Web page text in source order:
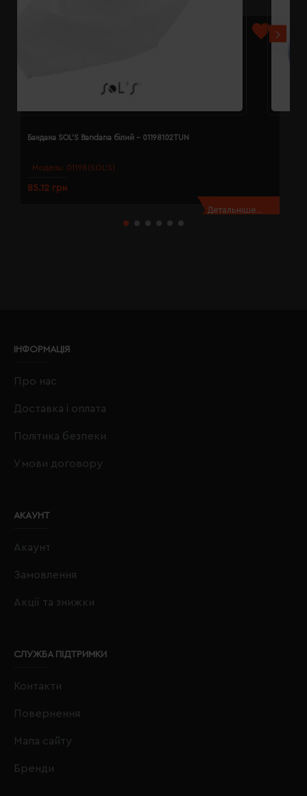
Модель: 01198(SOL’S)
Бандана SOL'S Bandana білий - 01198102TUN
85.12 грн
Детальніше...
ІНФОРМАЦІЯ
Про нас
Доставка і оплата
Політика безпеки
Умови договору
АКАУНТ
Акаунт
Замовлення
Акції та знижки
СЛУЖБА ПІДТРИМКИ
Контакти
Повернення
Мапа сайту
Бренди